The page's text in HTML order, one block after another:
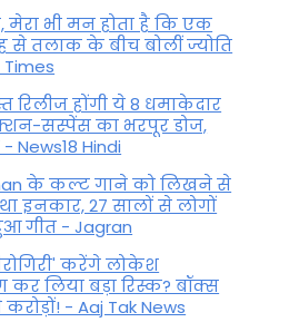
भी मन होता है कि एक
से तलाक के बीच बोलीं ज्योति
रिलीज होंगी ये 8 धमाकेदार
सस्पेंस का भरपूर डोज,
Hindi
के कल्ट गाने को लिखने से
इनकार, 27 सालों से लोगों
गीत - Jagran
करेंगे लोकेश
लिया बड़ा रिस्क? बॉक्स
- Aaj Tak News